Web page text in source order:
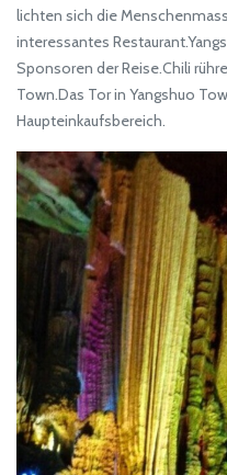
lichten sich die
interessantes
Sponsoren der Reise.Chili
Town.Das Tor in Yangshuo
Haupteinkaufsbereich.